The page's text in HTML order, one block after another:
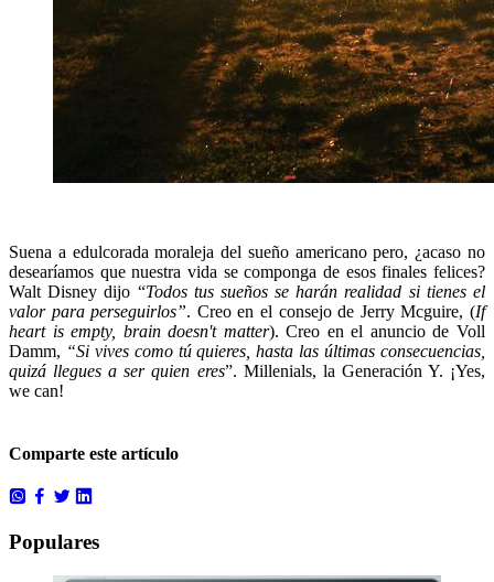
Suena a edulcorada moraleja del sueño americano pero, ¿acaso no
desearíamos que nuestra vida se componga de esos finales felices?
Walt Disney dijo “Todos tus sueños se harán realidad si tienes el
valor para perseguirlos”. Creo en el consejo de Jerry Mcguire, (If
heart is empty, brain doesn't matter). Creo en el anuncio de Voll
Damm, “Si vives como tú quieres, hasta las últimas consecuencias,
quizá llegues a ser quien eres”. Millenials, la Generación Y. ¡Yes,
we can!
Comparte este artículo
Populares